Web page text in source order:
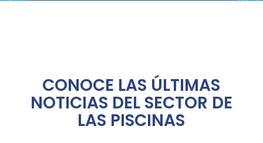
CONOCE LAS ÚLTIMAS
NOTICIAS DEL SECTOR DE
LAS PISCINAS